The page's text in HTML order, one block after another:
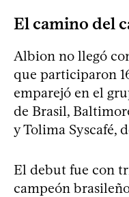
El camino del
Albion no llegó
que participaron
emparejó en el
de Brasil,
y Tolima Syscafé,
El debut fue con
campeón